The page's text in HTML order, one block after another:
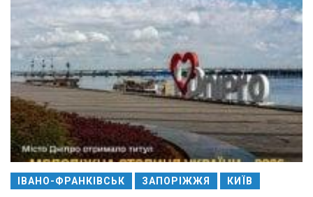
ІВАНО-ФРАНКІВСЬК ЗАПОРІЖЖЯ КИЇВ